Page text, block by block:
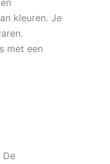
kleuren. Je
met een
De